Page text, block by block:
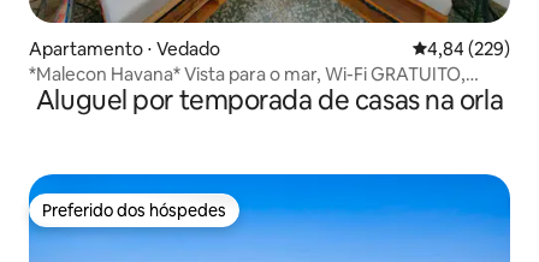
Apartamento ⋅ Vedado 4,84 de uma
4,84 (229)
*Malecon Havana* Vista para o mar, Wi-Fi GRATUITO,
elevador.
Aluguel por temporada de casas na orla
Preferido dos hóspedes
Preferido dos hóspedes